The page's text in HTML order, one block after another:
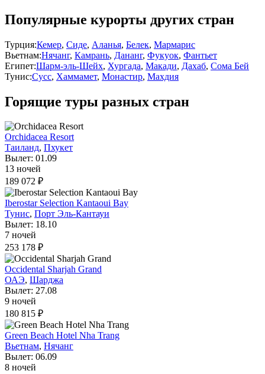
Популярные курорты других стран
Турция:Кемер, Сиде, Аланья, Белек, Мармарис
Вьетнам:Нячанг, Камрань, Дананг, Фукуок, Фантьет
Египет:Шарм-эль-Шейх, Хургада, Макади, Дахаб, Сома Бей
Тунис:Сусс, Хаммамет, Монастир, Махдия
Горящие туры разных стран
Orchidacea Resort
Таиланд, Пхукет
Вылет: 01.09
13 ночей
189 072 ₽
Iberostar Selection Kantaoui Bay
Тунис, Порт Эль-Кантауи
Вылет: 18.10
7 ночей
253 178 ₽
Occidental Sharjah Grand
ОАЭ, Шарджа
Вылет: 27.08
9 ночей
180 815 ₽
Green Beach Hotel Nha Trang
Вьетнам, Нячанг
Вылет: 06.09
8 ночей